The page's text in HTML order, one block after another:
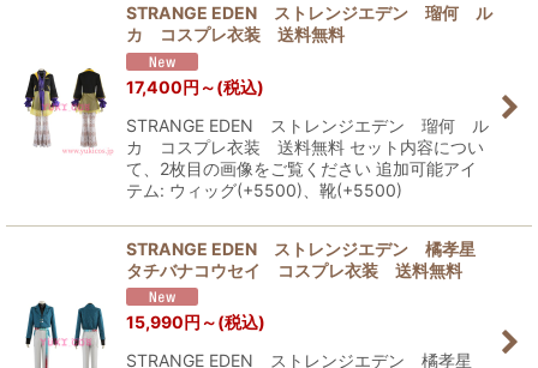
STRANGE EDEN ストレンジエデン 瑠何 ル
カ コスプレ衣装 送料無料
17,400円 ～(税込)
STRANGE EDEN ストレンジエデン 瑠何 ル
カ コスプレ衣装 送料無料 セット内容につい
て、2枚目の画像をご覧ください 追加可能アイ
テム: ウィッグ(+5500)、靴(+5500)
STRANGE EDEN ストレンジエデン 橘孝星
タチバナコウセイ コスプレ衣装 送料無料
15,990円 ～(税込)
STRANGE EDEN ストレンジエデン 橘孝星